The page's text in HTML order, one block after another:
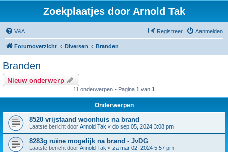
Zoekplaatjes door Arnold Tak
V&A Aanmelden
Registreer
Forumoverzicht Diversen Branden
Branden
Nieuw onderwerp
11 onderwerpen • Pagina 1 van 1
Onderwerpen
8520 vrijstaand woonhuis na brand
Laatste bericht door Arnold Tak « do sep 05, 2024 3:08 pm
8283g ruïne mogelijk na brand - JvDG
Laatste bericht door Arnold Tak « za mar 02, 2024 5:57 pm